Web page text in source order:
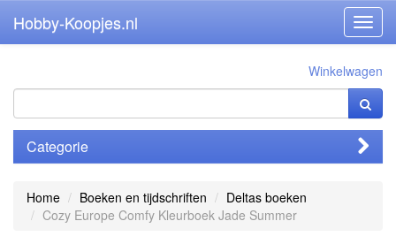
Hobby-Koopjes.nl
Winkelwagen
Categorie
Home Boeken en tijdschriften
Deltas boeken
Cozy Europe Comfy Kleurboek Jade Summer